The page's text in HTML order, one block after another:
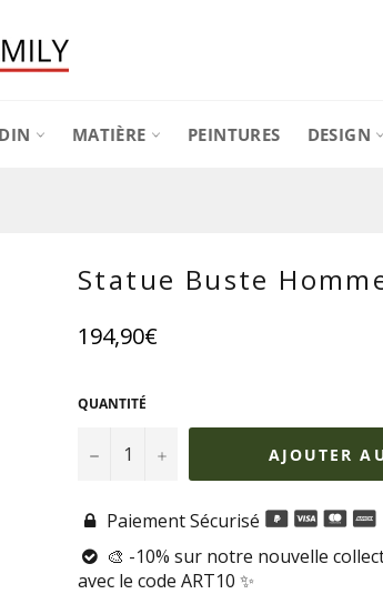
MATIÈRE PEINTURES DESIGN
Statue Buste
Prix
régulier
194,90€
QUANTITÉ
− + AJOUTER
 Paiement Sécurisé

🎨 -10% sur notre nouvelle
avec le code ART10 ✨